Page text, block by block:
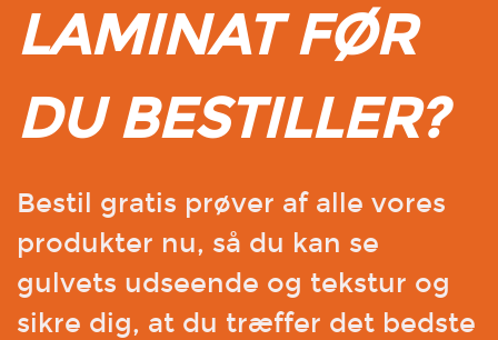
LAMINAT FØR
DU BESTILLER?
Bestil gratis prøver af alle vores
produkter nu, så du kan se
gulvets udseende og tekstur og
sikre dig, at du træffer det bedste